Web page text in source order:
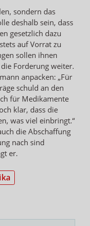
sondern das
deshalb sein, dass
gesetzlich dazu
auf Vorrat zu
sollen ihnen
Forderung weiter.
anpacken: „Für
schuld an den
für Medikamente
klar, dass die
was viel einbringt.“
die Abschaffung
nach sind
er.